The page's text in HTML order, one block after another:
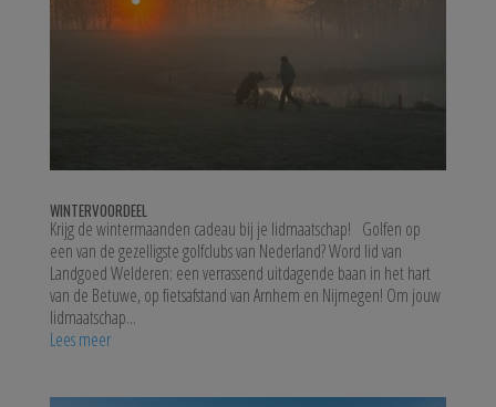
WINTERVOORDEEL
Krijg de wintermaanden cadeau bij je lidmaatschap! Golfen op
een van de gezelligste golfclubs van Nederland? Word lid van
Landgoed Welderen: een verrassend uitdagende baan in het hart
van de Betuwe, op fietsafstand van Arnhem en Nijmegen! Om jouw
lidmaatschap...
Lees meer